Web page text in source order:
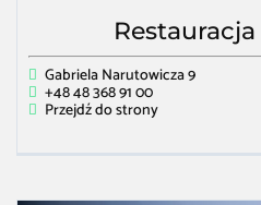
Gabriela Narutowicza 9
+48 48 368 91 00
Przejdź do strony